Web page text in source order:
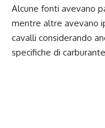
Alcune fonti avevano
mentre altre avevano
cavalli considerando
specifiche di